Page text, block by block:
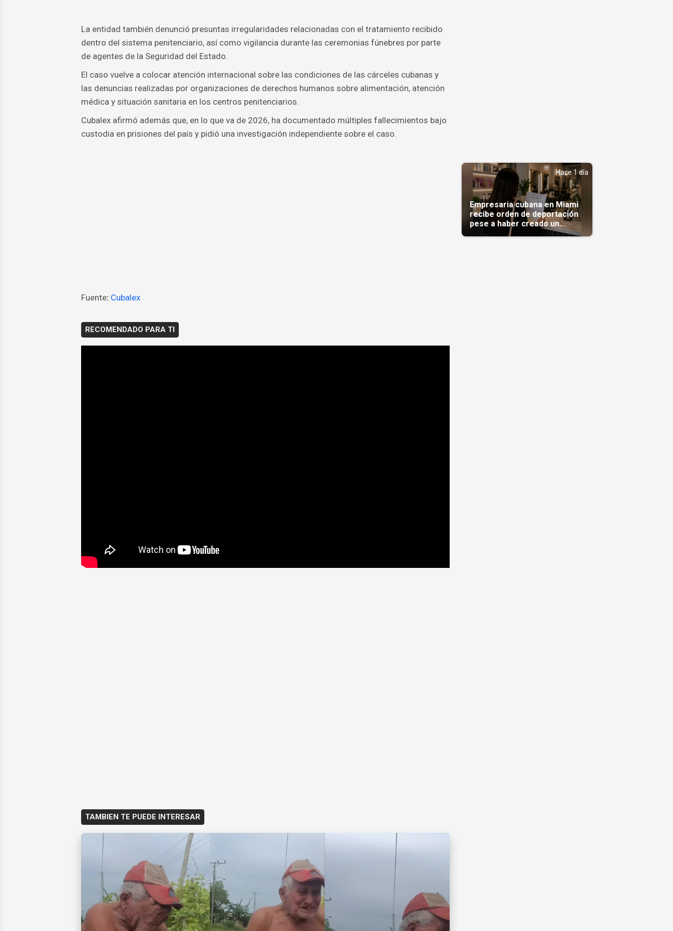
La entidad también denunció presuntas irregularidades relacionadas con el tratamiento recibido
dentro del sistema penitenciario, así como vigilancia durante las ceremonias fúnebres por parte
de agentes de la Seguridad del Estado.
El caso vuelve a colocar atención internacional sobre las condiciones de las cárceles cubanas y
las denuncias realizadas por organizaciones de derechos humanos sobre alimentación, atención
médica y situación sanitaria en los centros penitenciarios.
Cubalex afirmó además que, en lo que va de 2026, ha documentado múltiples fallecimientos bajo
custodia en prisiones del país y pidió una investigación independiente sobre el caso.
Fuente: Cubalex
RECOMENDADO PARA TI
TAMBIEN TE PUEDE INTERESAR
Hace 1 día
Empresaria cubana en Miami
recibe orden de deportación
pese a haber creado un